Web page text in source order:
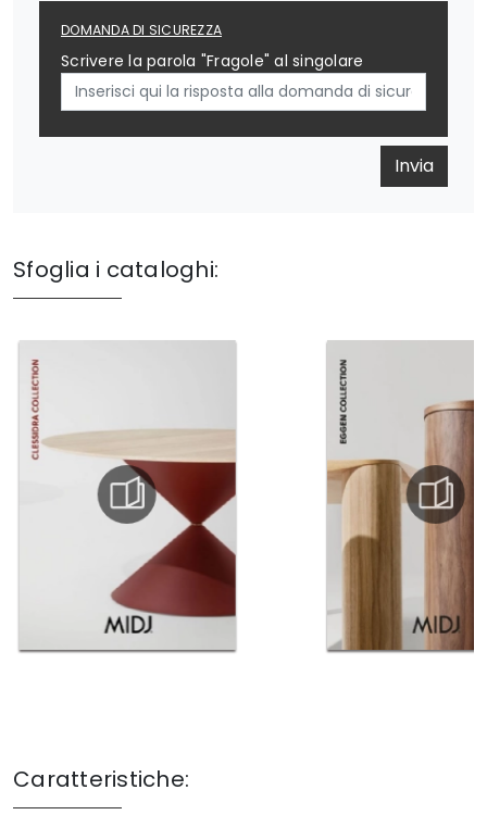
DOMANDA DI SICUREZZA
Scrivere la parola "Fragole" al singolare
Invia
Sfoglia i cataloghi:
Caratteristiche: